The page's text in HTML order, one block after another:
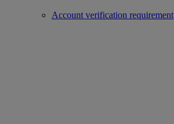
Account verification requirement